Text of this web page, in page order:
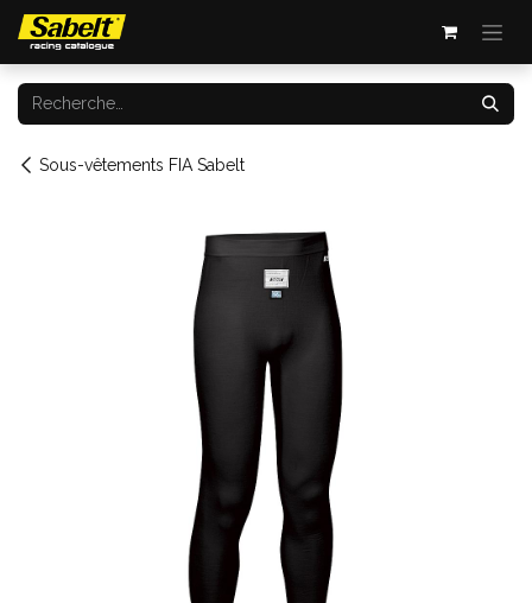
Se rendre au contenu
Sous-vêtements FIA Sabelt